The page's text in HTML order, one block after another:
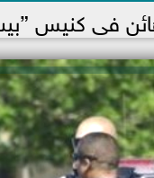
فى كنيس